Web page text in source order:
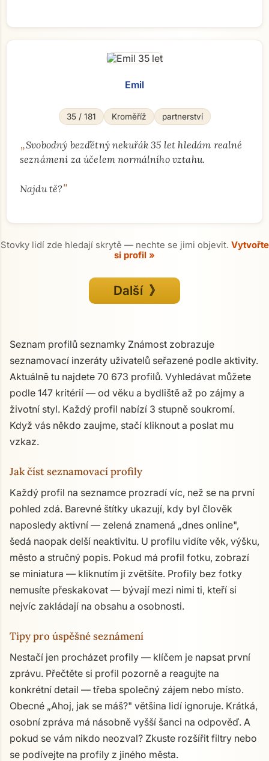
Emil
35 / 181 Kroměříž partnerství
„Svobodný bezďětný nekuřák 35 let hledám realné
seznámení za účelem normálního vztahu.
Najdu tě?"
Stovky lidí zde hledají skrytě — nechte se jimi objevit. Vytvořte
si profil »
Další 》
Seznam profilů seznamky Známost zobrazuje
seznamovací inzeráty uživatelů seřazené podle aktivity.
Aktuálně tu najdete 70 673 profilů. Vyhledávat můžete
podle 147 kritérií — od věku a bydliště až po zájmy a
životní styl. Každý profil nabízí 3 stupně soukromí.
Když vás někdo zaujme, stačí kliknout a poslat mu
vzkaz.
Jak číst seznamovací profily
Každý profil na seznamce prozradí víc, než se na první
pohled zdá. Barevné štítky ukazují, kdy byl člověk
naposledy aktivní — zelená znamená „dnes online",
šedá naopak delší neaktivitu. U profilu vidíte věk, výšku,
město a stručný popis. Pokud má profil fotku, zobrazí
se miniatura — kliknutím ji zvětšíte. Profily bez fotky
nemusíte přeskakovat — bývají mezi nimi ti, kteří si
nejvíc zakládají na obsahu a osobnosti.
Tipy pro úspěšné seznámení
Nestačí jen procházet profily — klíčem je napsat první
zprávu. Přečtěte si profil pozorně a reagujte na
konkrétní detail — třeba společný zájem nebo místo.
Obecné „Ahoj, jak se máš?" většina lidí ignoruje. Krátká,
osobní zpráva má násobně vyšší šanci na odpověď. A
pokud se vám nikdo neozval? Zkuste rozšířit filtry nebo
se podívejte na profily z jiného města.